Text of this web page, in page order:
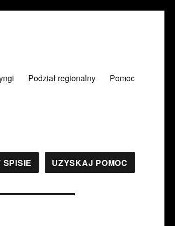
Podział regionalny Pomoc
UZYSKAJ POMOC